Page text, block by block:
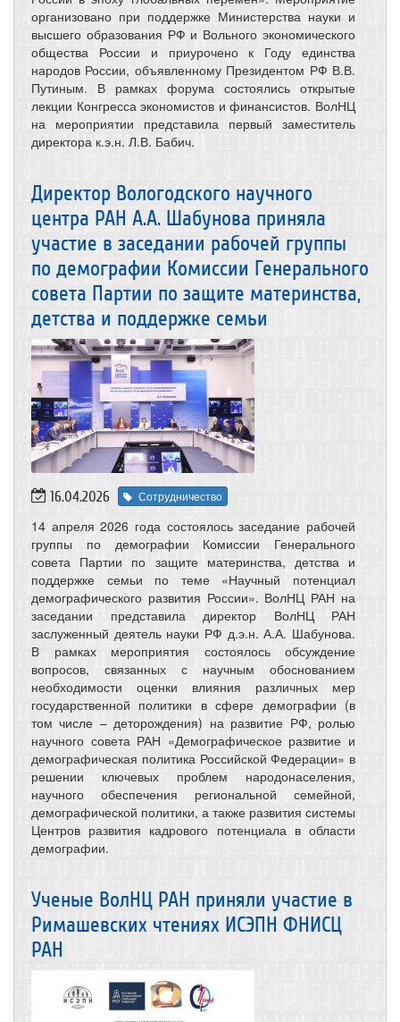
организовано при поддержке Министерства науки и
высшего образования РФ и Вольного экономического
общества России и приурочено к Году единства
народов России, объявленному Президентом РФ В.В.
Путиным. В рамках форума состоялись открытые
лекции Конгресса экономистов и финансистов. ВолНЦ
на мероприятии представила первый заместитель
директора к.э.н. Л.В. Бабич.
Директор Вологодского научного
центра РАН А.А. Шабунова приняла
участие в заседании рабочей группы
по демографии Комиссии Генерального
совета Партии по защите материнства,
детства и поддержке семьи
16.04.2026 Сотрудничество
14 апреля 2026 года состоялось заседание рабочей
группы по демографии Комиссии Генерального
совета Партии по защите материнства, детства и
поддержке семьи по теме «Научный потенциал
демографического развития России». ВолНЦ РАН на
заседании представила директор ВолНЦ РАН
заслуженный деятель науки РФ д.э.н. А.А. Шабунова.
В рамках мероприятия состоялось обсуждение
вопросов, связанных с научным обоснованием
необходимости оценки влияния различных мер
государственной политики в сфере демографии (в
том числе – деторождения) на развитие РФ, ролью
научного совета РАН «Демографическое развитие и
демографическая политика Российской Федерации» в
решении ключевых проблем народонаселения,
научного обеспечения региональной семейной,
демографической политики, а также развития системы
Центров развития кадрового потенциала в области
демографии.
Ученые ВолНЦ РАН приняли участие в
Римашевских чтениях ИСЭПН ФНИСЦ
РАН